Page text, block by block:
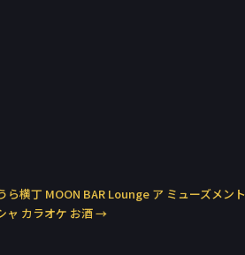
ら横丁 MOON BAR Lounge ア ミューズメント
ャ カラオケ お酒→